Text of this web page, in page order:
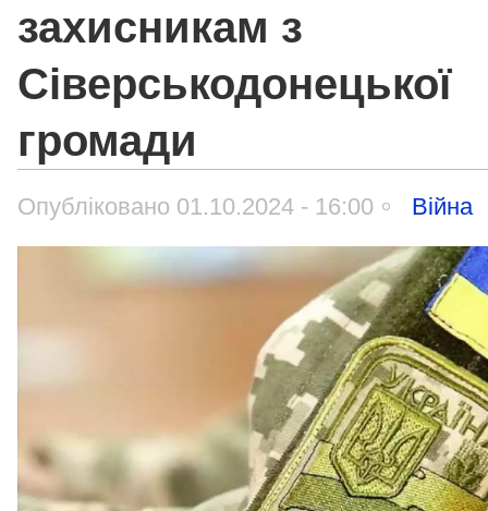
захисникам з
Сіверськодонецької
громади
Опубліковано 01.10.2024 - 16:00 Війна